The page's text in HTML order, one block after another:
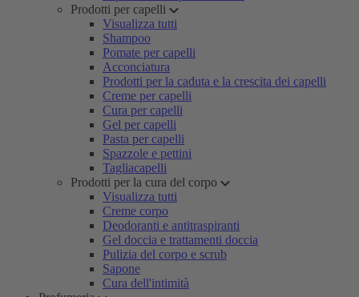
Prodotti per capelli
Visualizza tutti
Shampoo
Pomate per capelli
Acconciatura
Prodotti per la caduta e la crescita dei capelli
Creme per capelli
Cura per capelli
Gel per capelli
Pasta per capelli
Spazzole e pettini
Tagliacapelli
Prodotti per la cura del corpo
Visualizza tutti
Creme corpo
Deodoranti e antitraspiranti
Gel doccia e trattamenti doccia
Pulizia del corpo e scrub
Sapone
Cura dell'intimità